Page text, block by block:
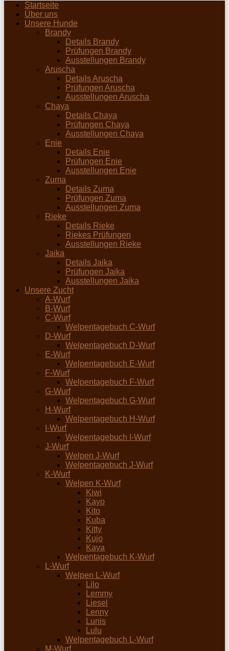
Startseite
Über uns
Unsere Hunde
Brandy
Details Brandy
Prüfungen Brandy
Ausstellungen Brandy
Aruscha
Details Aruscha
Prüfungen Aruscha
Ausstellungen Aruscha
Chaya
Details Chaya
Prüfungen Chaya
Ausstellungen Chaya
Enie
Details Enie
Prüfungen Enie
Ausstellungen Enie
Zuma
Details Zuma
Prüfungen Zuma
Ausstellungen Zuma
Rieke
Details Rieke
Riekes Prüfungen
Ausstellungen Rieke
Jaika
Details Jaika
Prüfungen Jaika
Ausstellungen Jaika
Unsere Zucht
A-Wurf
B-Wurf
C-Wurf
Welpentagebuch C-Wurf
D-Wurf
Welpentagebuch D-Wurf
E-Wurf
Welpentagebuch E-Wurf
F-Wurf
Welpentagebuch F-Wurf
G-Wurf
Welpentagebuch G-Wurf
H-Wurf
Welpentagebuch H-Wurf
I-Wurf
Welpentagebuch I-Wurf
J-Wurf
Welpen J-Wurf
Welpentagebuch J-Wurf
K-Wurf
Welpen K-Wurf
Kiwi
Kayo
Kito
Kuba
Kitty
Kujo
Kaya
Welpentagebuch K-Wurf
L-Wurf
Welpen L-Wurf
Lilo
Lemmy
Liesel
Lenny
Lunis
Lulu
Welpentagebuch L-Wurf
M-Wurf